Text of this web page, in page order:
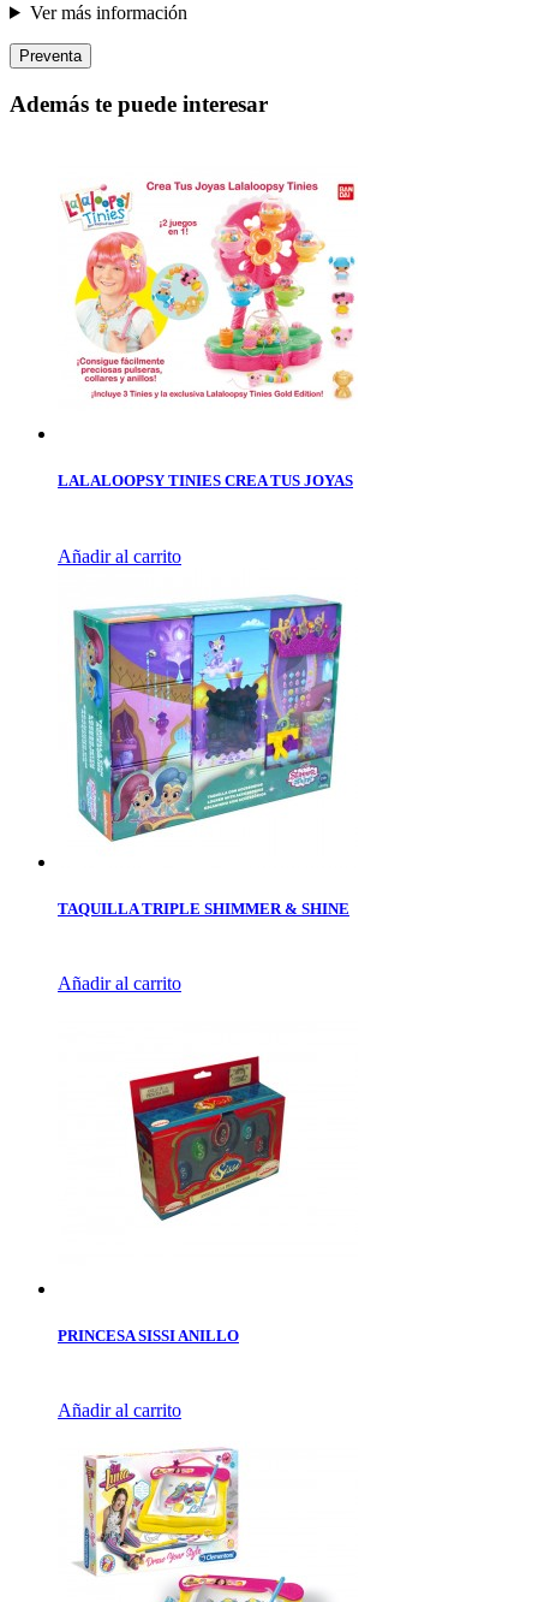
Ver más información
Preventa
Además te puede interesar
LALALOOPSY TINIES CREA TUS JOYAS
Añadir al carrito
TAQUILLA TRIPLE SHIMMER & SHINE
Añadir al carrito
PRINCESA SISSI ANILLO
Añadir al carrito